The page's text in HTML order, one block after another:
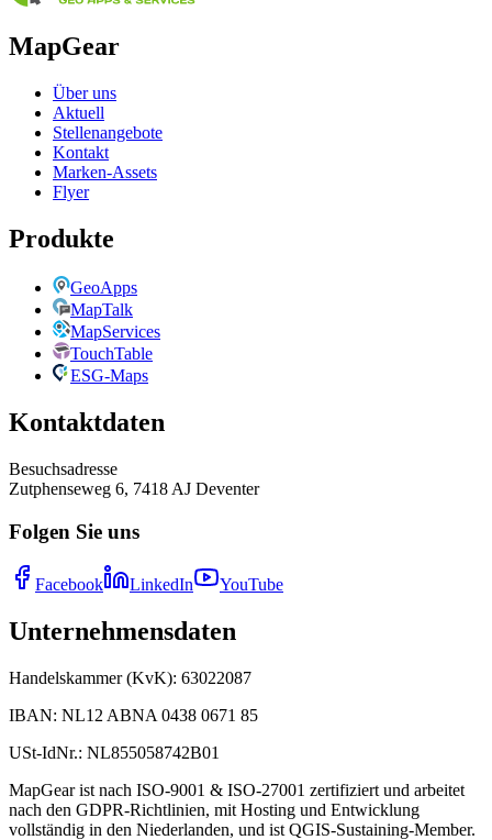
MapGear
Über uns
Aktuell
Stellenangebote
Kontakt
Marken-Assets
Flyer
Produkte
GeoApps
MapTalk
MapServices
TouchTable
ESG-Maps
Kontaktdaten
Besuchsadresse
Zutphenseweg 6, 7418 AJ Deventer
Folgen Sie uns
Facebook LinkedIn YouTube
Unternehmensdaten
Handelskammer (KvK): 63022087
IBAN: NL12 ABNA 0438 0671 85
USt-IdNr.: NL855058742B01
MapGear ist nach ISO-9001 & ISO-27001 zertifiziert und arbeitet
nach den GDPR-Richtlinien, mit Hosting und Entwicklung
vollständig in den Niederlanden, und ist QGIS-Sustaining-Member.